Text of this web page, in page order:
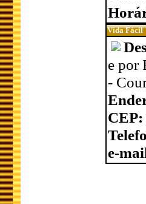
Vida Fácil
e por
-
CEP:
e-